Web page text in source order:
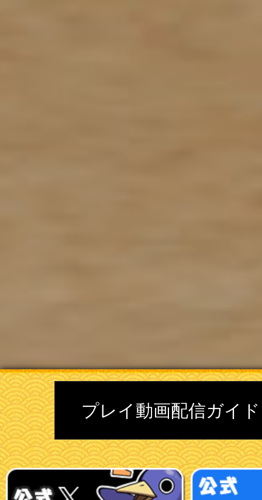
プレイ動画配信ガイ